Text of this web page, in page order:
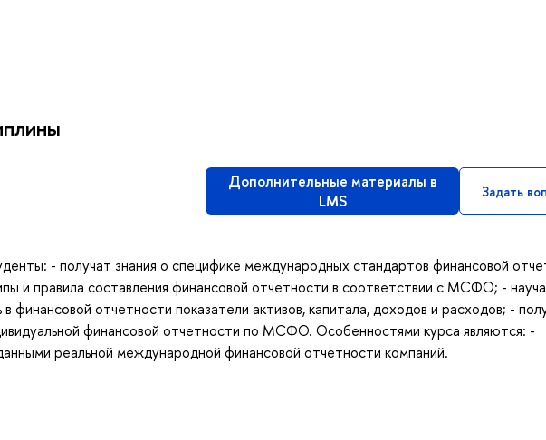
Дополнительные материалы в
LMS
Задать
- получат знания о специфике международных стандартов финансовой
и правила составления финансовой отчетности в соответствии с МСФО; -
в финансовой отчетности показатели активов, капитала, доходов и расходов; -
финансовой отчетности по МСФО. Особенностями курса являются: -
реальной международной финансовой отчетности компаний.